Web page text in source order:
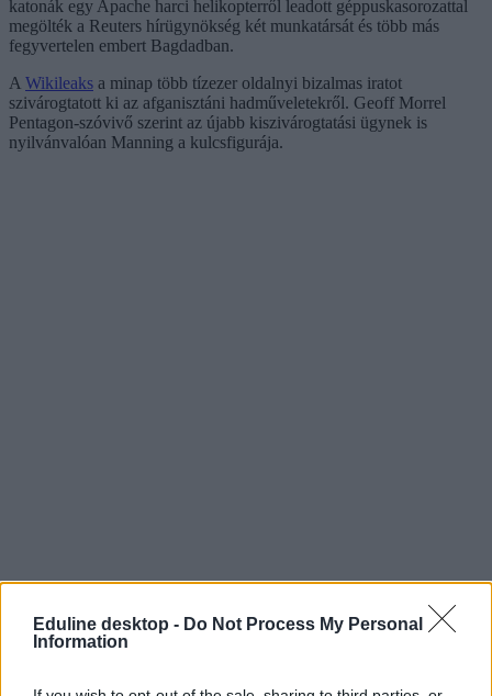
Eduline desktop - Do Not Process My Personal
Information
katonák egy Apache harci helikopterről leadott géppuskasorozattal
megölték a Reuters hírügynökség két munkatársát és több más
fegyvertelen embert Bagdadban.
A Wikileaks a minap több tízezer oldalnyi bizalmas iratot
szivárogtatott ki az afganisztáni hadműveletekről. Geoff Morrel
Pentagon-szóvivő szerint az újabb kiszivárogtatási ügynek is
nyilvánvalóan Manning a kulcsfigurája.
mti/eduline